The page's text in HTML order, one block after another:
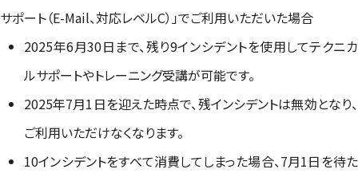
サポート（E-Mail、対応レベルC）」でご利用いただいた場合
2025年6月30日まで、残り9インシデントを使用してテクニカ
ルサポートやトレーニング受講が可能です。
2025年7月1日を迎えた時点で、残インシデントは無効となり、
ご利用いただけなくなります。
10インシデントをすべて消費してしまった場合、7月1日を待た